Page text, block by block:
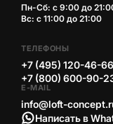
Пн-Сб: с 9:00 до
Вс: с 11:00 до 21:00
ТЕЛЕФОНЫ
+7 (495) 120-46-66
+7 (800) 600-90-
E-MAIL
info@loft-
Написать в